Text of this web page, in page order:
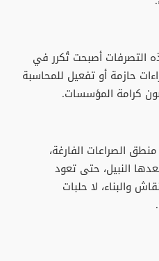
التصرفات أصبحت تُكرر في
حازمة أو تفعيل للمحاسبة
كرامة المؤسسات.
الصراعات الفارغة،
النبيل، حتى تعود
والبناء، لا حلبات